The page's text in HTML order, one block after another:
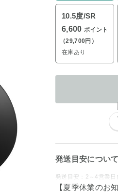
10.5度/SR
6,600 ポイント
（29,700円）
在庫あり
発送目安について
発送目安：2～4営業日
【夏季休業のお